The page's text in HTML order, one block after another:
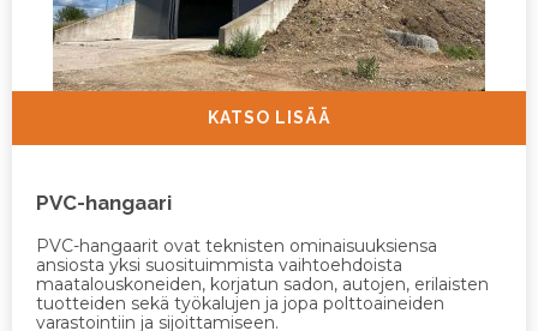
KATSO LISÄÄ
PVC-hangaari
PVC-hangaarit ovat teknisten ominaisuuksiensa
ansiosta yksi suosituimmista vaihtoehdoista
maatalouskoneiden, korjatun sadon, autojen, erilaisten
tuotteiden sekä työkalujen ja jopa polttoaineiden
varastointiin ja sijoittamiseen.